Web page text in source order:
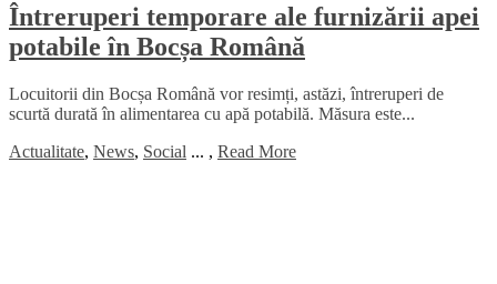
Întreruperi temporare ale furnizării apei
potabile în Bocșa Română
Locuitorii din Bocșa Română vor resimți, astăzi, întreruperi de
scurtă durată în alimentarea cu apă potabilă. Măsura este...
Actualitate, News, Social ... , Read More